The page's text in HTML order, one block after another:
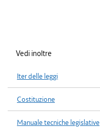
Vedi inoltre
Iter delle leggi
Costituzione
Manuale tecniche legislative